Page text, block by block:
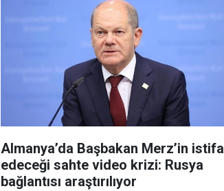
Almanya’da Başbakan Merz’in istifa
edeceği sahte video krizi: Rusya
bağlantısı araştırılıyor